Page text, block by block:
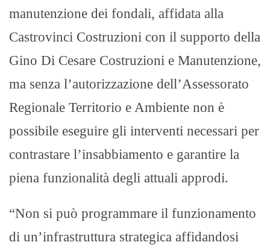
manutenzione dei fondali, affidata alla
Castrovinci Costruzioni con il supporto della
Gino Di Cesare Costruzioni e Manutenzione,
ma senza l’autorizzazione dell’Assessorato
Regionale Territorio e Ambiente non è
possibile eseguire gli interventi necessari per
contrastare l’insabbiamento e garantire la
piena funzionalità degli attuali approdi.
“Non si può programmare il funzionamento
di un’infrastruttura strategica affidandosi